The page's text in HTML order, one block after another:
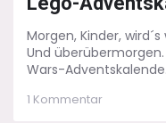
Morgen, Kinder,
Und
Wars-
1 Kommentarzu